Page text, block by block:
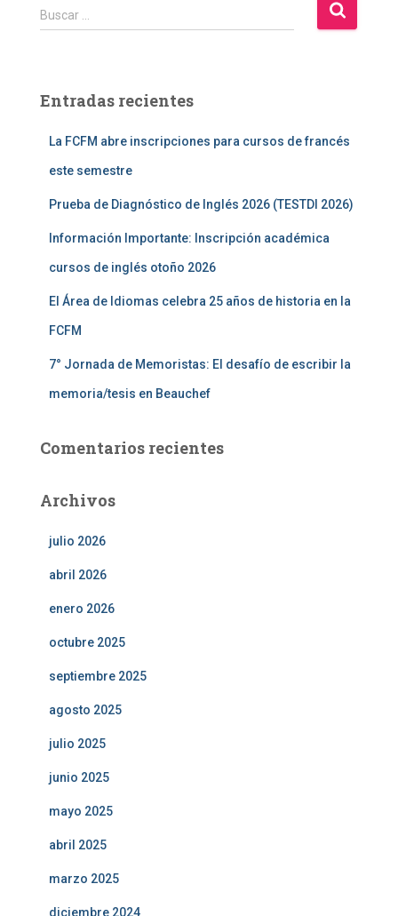
B
u
r
Buscar …
Entradas recientes
La FCFM abre inscripciones para cursos de francés
este semestre
Prueba de Diagnóstico de Inglés 2026 (TESTDI 2026)
Información Importante: Inscripción académica
cursos de inglés otoño 2026
El Área de Idiomas celebra 25 años de historia en la
FCFM
7° Jornada de Memoristas: El desafío de escribir la
memoria/tesis en Beauchef
Comentarios recientes
Archivos
julio 2026
abril 2026
enero 2026
octubre 2025
septiembre 2025
agosto 2025
julio 2025
junio 2025
mayo 2025
abril 2025
marzo 2025
diciembre 2024